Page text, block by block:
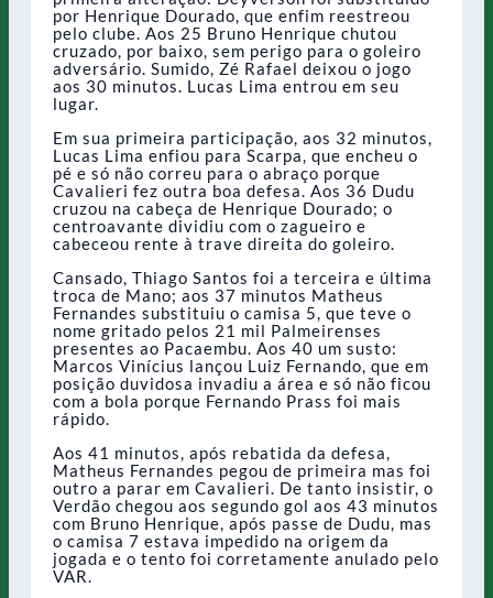
por Henrique Dourado, que enfim reestreou
pelo clube. Aos 25 Bruno Henrique chutou
cruzado, por baixo, sem perigo para o goleiro
adversário. Sumido, Zé Rafael deixou o jogo
aos 30 minutos. Lucas Lima entrou em seu
lugar.
Em sua primeira participação, aos 32 minutos,
Lucas Lima enfiou para Scarpa, que encheu o
pé e só não correu para o abraço porque
Cavalieri fez outra boa defesa. Aos 36 Dudu
cruzou na cabeça de Henrique Dourado; o
centroavante dividiu com o zagueiro e
cabeceou rente à trave direita do goleiro.
Cansado, Thiago Santos foi a terceira e última
troca de Mano; aos 37 minutos Matheus
Fernandes substituiu o camisa 5, que teve o
nome gritado pelos 21 mil Palmeirenses
presentes ao Pacaembu. Aos 40 um susto:
Marcos Vinícius lançou Luiz Fernando, que em
posição duvidosa invadiu a área e só não ficou
com a bola porque Fernando Prass foi mais
rápido.
Aos 41 minutos, após rebatida da defesa,
Matheus Fernandes pegou de primeira mas foi
outro a parar em Cavalieri. De tanto insistir, o
Verdão chegou aos segundo gol aos 43 minutos
com Bruno Henrique, após passe de Dudu, mas
o camisa 7 estava impedido na origem da
jogada e o tento foi corretamente anulado pelo
VAR.